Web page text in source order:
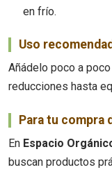
en frío.
Uso
Añádelo poco a
reducciones hasta
Para tu compra
En Espacio
buscan productos